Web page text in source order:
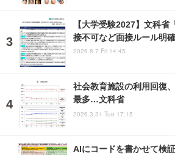
【大学受験2027】文科
接不可など面接ルール明
2026.8.7 Fri 14:45
社会教育施設の利用回復
最多…文科省
2026.3.31 Tue 17:15
AIにコードを書かせて検